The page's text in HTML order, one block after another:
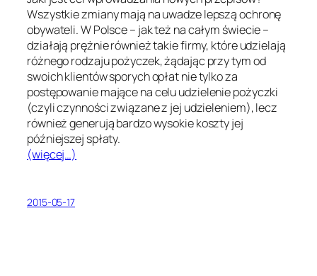
Wszystkie zmiany mają na uwadze lepszą ochronę
obywateli. W Polsce – jak też na całym świecie –
działają prężnie również takie firmy, które udzielają
różnego rodzaju pożyczek, żądając przy tym od
swoich klientów sporych opłat nie tylko za
postępowanie mające na celu udzielenie pożyczki
(czyli czynności związane z jej udzieleniem), lecz
również generują bardzo wysokie koszty jej
późniejszej spłaty.
(więcej…)
2015-05-17